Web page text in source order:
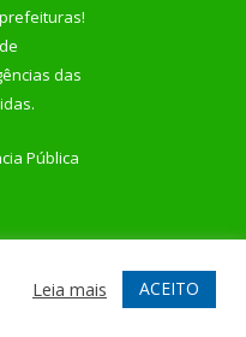
!
das
Pública
Webmail
Leia mais ACEITO